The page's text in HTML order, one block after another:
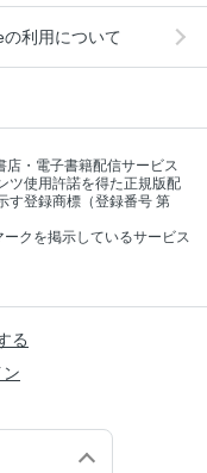
の利用について
店・電子書籍配信サービス
ツ使用許諾を得た正規版配
す登録商標（登録番号 第
クを掲示しているサービス
る